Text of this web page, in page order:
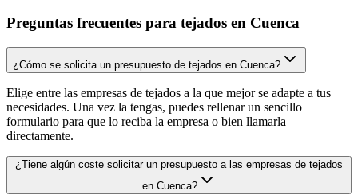
Preguntas frecuentes para tejados en Cuenca
¿Cómo se solicita un presupuesto de tejados en Cuenca?
Elige entre las empresas de tejados a la que mejor se adapte a tus
necesidades. Una vez la tengas, puedes rellenar un sencillo
formulario para que lo reciba la empresa o bien llamarla
directamente.
¿Tiene algún coste solicitar un presupuesto a las empresas de tejados
en Cuenca?